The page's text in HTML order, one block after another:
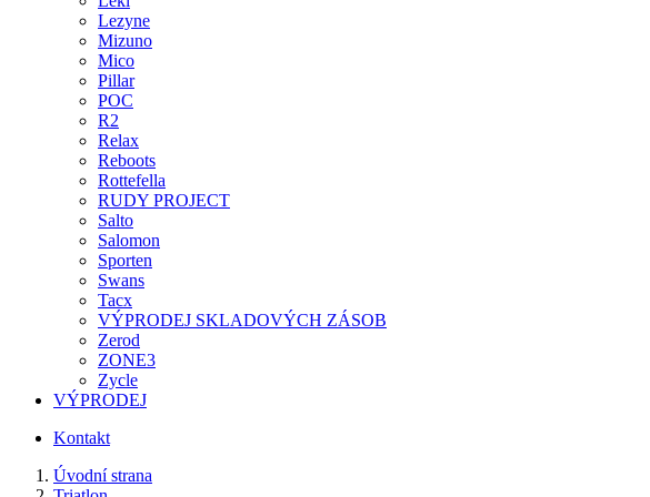
Lezyne
Mizuno
Mico
Pillar
POC
R2
Relax
Reboots
Rottefella
RUDY PROJECT
Salto
Salomon
Sporten
Swans
Tacx
VÝPRODEJ SKLADOVÝCH ZÁSOB
Zerod
ZONE3
Zycle
VÝPRODEJ
Kontakt
Úvodní strana